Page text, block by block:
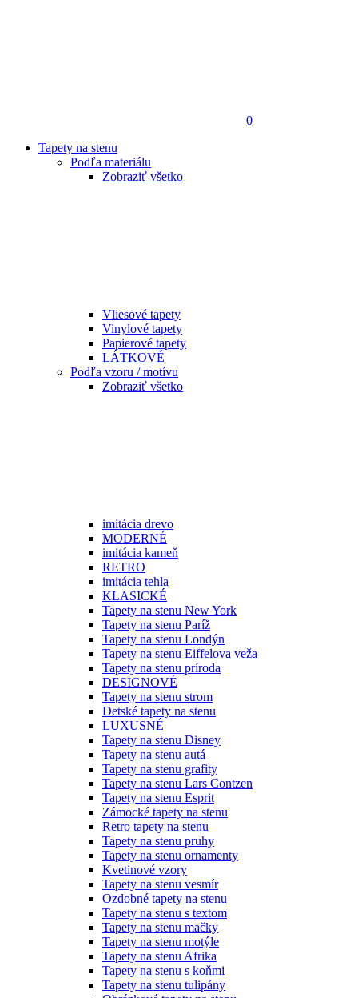
0
Tapety na stenu
Podľa materiálu
Zobraziť všetko
Vliesové tapety
Vinylové tapety
Papierové tapety
LÁTKOVÉ
Podľa vzoru / motívu
Zobraziť všetko
imitácia drevo
MODERNÉ
imitácia kameň
RETRO
imitácia tehla
KLASICKÉ
Tapety na stenu New York
Tapety na stenu Paríž
Tapety na stenu Londýn
Tapety na stenu Eiffelova veža
Tapety na stenu príroda
DESIGNOVÉ
Tapety na stenu strom
Detské tapety na stenu
LUXUSNÉ
Tapety na stenu Disney
Tapety na stenu autá
Tapety na stenu grafity
Tapety na stenu Lars Contzen
Tapety na stenu Esprit
Zámocké tapety na stenu
Retro tapety na stenu
Tapety na stenu pruhy
Tapety na stenu ornamenty
Kvetinové vzory
Tapety na stenu vesmír
Ozdobné tapety na stenu
Tapety na stenu s textom
Tapety na stenu mačky
Tapety na stenu motýle
Tapety na stenu Afrika
Tapety na stenu s koňmi
Tapety na stenu tulipány